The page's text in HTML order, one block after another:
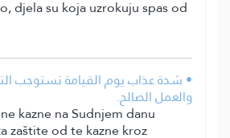
djela su koja uzrokuju spas od
• شدة عذاب يوم القيامة تستوجب
والعمل الصالح.
kazne na Sudnjem danu
zaštite od te kazne kroz